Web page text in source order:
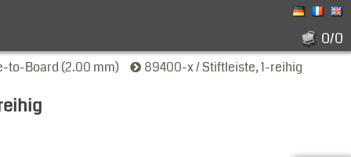
0/0
to-Board (2.00 mm) 89400-x / Stiftleiste, 1-reihig